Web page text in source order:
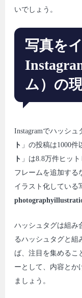
いでしょう。
写真を
ム）の
Instagramでハッシュ
ト 」の投稿は1000件
ト 」は8.8万件ヒッ
フレームを追加する
イラスト化している
ハッシュタグは組み
るハッシュタグと組
ば、注目を集めるこ
ーとして、内容とか
ましょう。